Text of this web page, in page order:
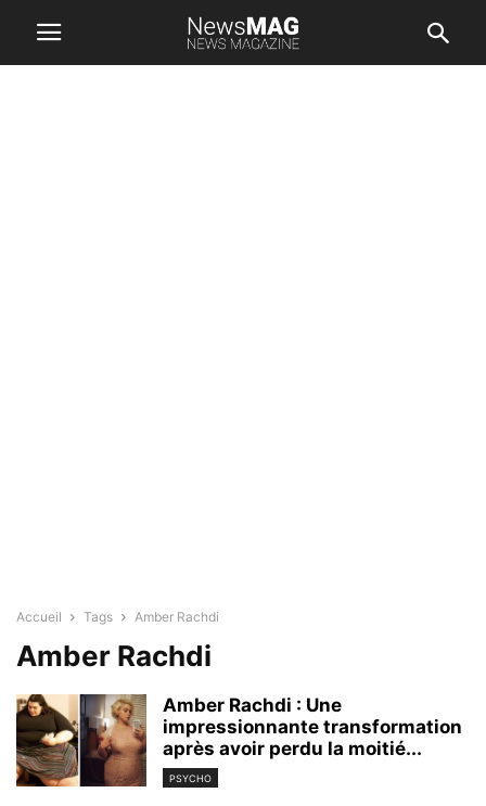
Accueil Tags Amber Rachdi
Amber Rachdi
Amber Rachdi : Une
impressionnante transformation
après avoir perdu la moitié...
PSYCHO